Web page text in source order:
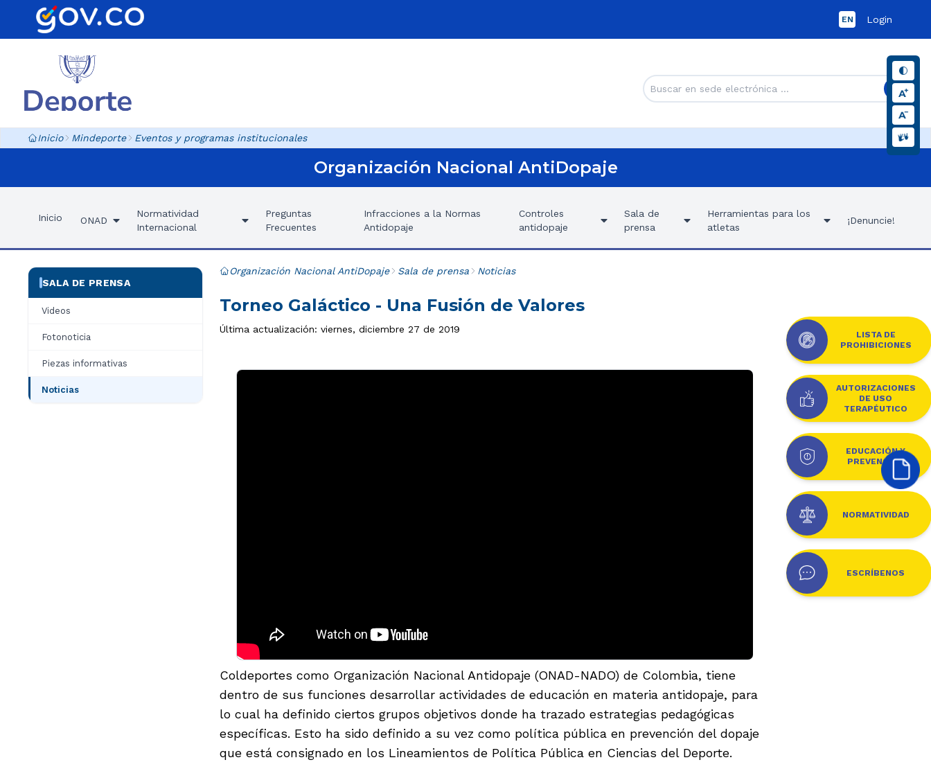
EN Login
Inicio Mindeporte Eventos y programas institucionales
Organización Nacional AntiDopaje
Inicio ONAD
Normatividad
Internacional
Preguntas
Frecuentes
Infracciones a la Normas
Antidopaje
Controles
antidopaje
Sala de
prensa
Herramientas para los
atletas
¡Denuncie!
SALA DE PRENSA
Videos
Fotonoticia
Piezas informativas
Noticias
Organización Nacional AntiDopaje Sala de prensa Noticias
Torneo Galáctico - Una Fusión de Valores
Última actualización: viernes, diciembre 27 de 2019
Coldeportes como Organización Nacional Antidopaje (ONAD-NADO) de Colombia, tiene
dentro de sus funciones desarrollar actividades de educación en materia antidopaje, para
lo cual ha definido ciertos grupos objetivos donde ha trazado estrategias pedagógicas
específicas. Esto ha sido definido a su vez como política pública en prevención del dopaje
que está consignado en los Lineamientos de Política Pública en Ciencias del Deporte.
LISTA DE
PROHIBICIONES
AUTORIZACIONES
DE USO
TERAPÉUTICO
EDUCACIÓN Y
PREVENCIÓN
NORMATIVIDAD
ESCRÍBENOS